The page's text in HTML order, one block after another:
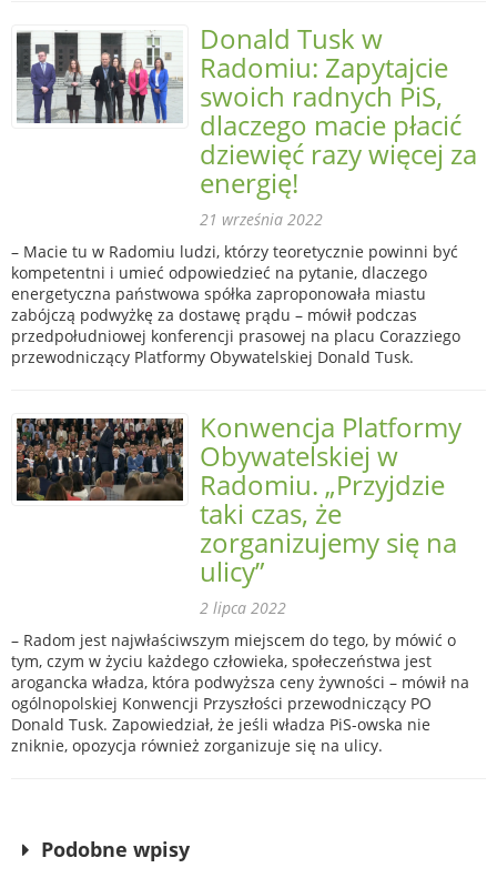
Donald Tusk w
Radomiu: Zapytajcie
swoich radnych PiS,
dlaczego macie płacić
dziewięć razy więcej za
energię!
21 września 2022
– Macie tu w Radomiu ludzi, którzy teoretycznie powinni być
kompetentni i umieć odpowiedzieć na pytanie, dlaczego
energetyczna państwowa spółka zaproponowała miastu
zabójczą podwyżkę za dostawę prądu – mówił podczas
przedpołudniowej konferencji prasowej na placu Corazziego
przewodniczący Platformy Obywatelskiej Donald Tusk.
Konwencja Platformy
Obywatelskiej w
Radomiu. „Przyjdzie
taki czas, że
zorganizujemy się na
ulicy”
2 lipca 2022
– Radom jest najwłaściwszym miejscem do tego, by mówić o
tym, czym w życiu każdego człowieka, społeczeństwa jest
arogancka władza, która podwyższa ceny żywności – mówił na
ogólnopolskiej Konwencji Przyszłości przewodniczący PO
Donald Tusk. Zapowiedział, że jeśli władza PiS-owska nie
zniknie, opozycja również zorganizuje się na ulicy.
Podobne wpisy